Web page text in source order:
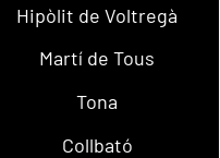
Hipòlit de Voltregà
Martí de Tous
Tona
Collbató